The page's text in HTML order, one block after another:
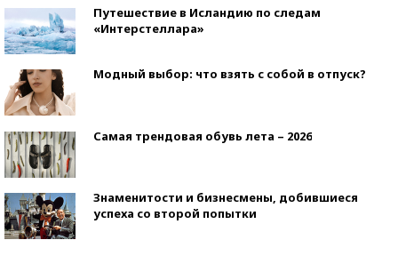
Путешествие в Исландию по следам
«Интерстеллара»
Модный выбор: что взять с собой в отпуск?
Самая трендовая обувь лета – 2026
Знаменитости и бизнесмены, добившиеся
успеха со второй попытки